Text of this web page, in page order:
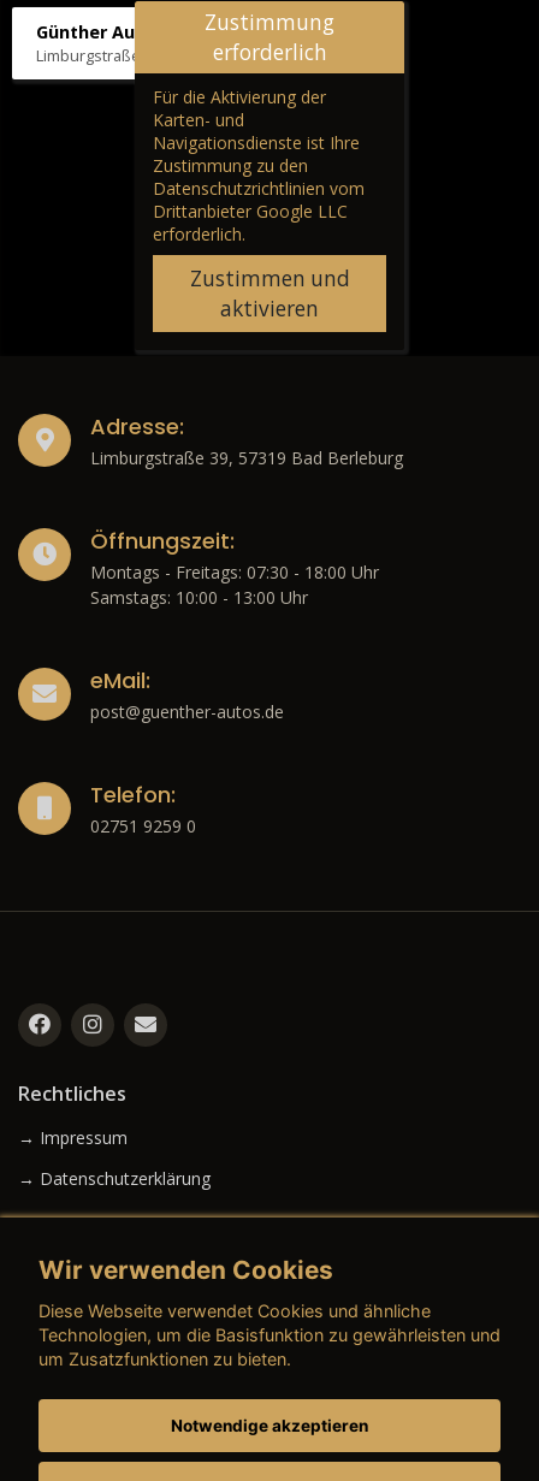
Günther Autos & Service
Limburgstraße 39, 57319 Bad Berleburg
Zustimmung
erforderlich
Für die Aktivierung der
Karten- und
Navigationsdienste ist Ihre
Zustimmung zu den
Datenschutzrichtlinien vom
Drittanbieter Google LLC
erforderlich.
Zustimmen und
aktivieren
Adresse:
Limburgstraße 39, 57319 Bad Berleburg
Öffnungszeit:
Montags - Freitags: 07:30 - 18:00 Uhr
Samstags: 10:00 - 13:00 Uhr
eMail:
post@guenther-autos.de
Telefon:
02751 9259 0
Rechtliches
→ Impressum
→ Datenschutzerklärung
→ AGB (Gebrauchtwagen)
→ AGB (Teile & Zubehör)
Wir verwenden Cookies
Diese Webseite verwendet Cookies und ähnliche
Technologien, um die Basisfunktion zu gewährleisten und
um Zusatzfunktionen zu bieten.
Notwendige akzeptieren